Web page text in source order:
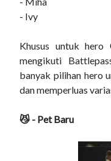
- Ivy
Khusus untuk hero
mengikuti
banyak pilihan hero
dan memperluas
😼 - Pet Baru